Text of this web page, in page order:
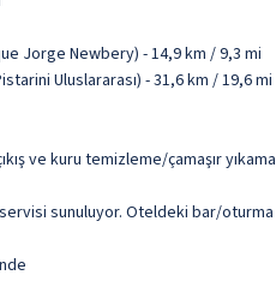
Jorge Newbery) - 14,9 km / 9,3 mi
Uluslararası) - 31,6 km / 19,6 mi
çıkış ve kuru temizleme/çamaşır
sunuluyor. Oteldeki bar/